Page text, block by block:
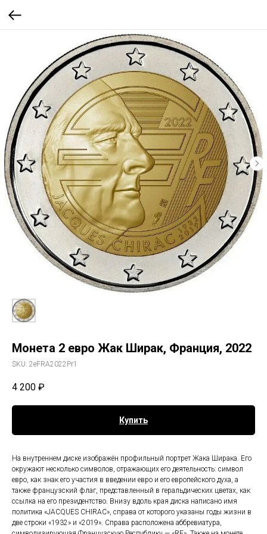
Монета 2 евро Жак Ширак, Франция, 2022
SKU: 2eFRA2022Pr1
4 200 ₽
Купить
На внутреннем диске изображён профильный портрет Жака Ширака. Его
окружают несколько символов, отражающих его деятельность: символ
евро, как знак его участия в введении евро и его европейского духа, а
также французский флаг, представленный в геральдических цветах, как
ссылка на его президентство. Внизу вдоль края диска написано имя
политика «JACQUES CHIRAC», справа от которого указаны годы жизни в
две строки «1932» и «2019». Справа расположена аббревиатура,